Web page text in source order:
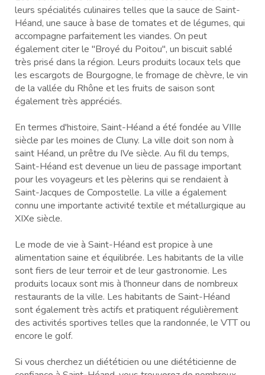
leurs spécialités culinaires telles que la sauce de Saint-
Héand, une sauce à base de tomates et de légumes, qui
accompagne parfaitement les viandes. On peut
également citer le "Broyé du Poitou", un biscuit sablé
très prisé dans la région. Leurs produits locaux tels que
les escargots de Bourgogne, le fromage de chèvre, le vin
de la vallée du Rhône et les fruits de saison sont
également très appréciés.
En termes d'histoire, Saint-Héand a été fondée au VIIIe
siècle par les moines de Cluny. La ville doit son nom à
saint Héand, un prêtre du IVe siècle. Au fil du temps,
Saint-Héand est devenue un lieu de passage important
pour les voyageurs et les pèlerins qui se rendaient à
Saint-Jacques de Compostelle. La ville a également
connu une importante activité textile et métallurgique au
XIXe siècle.
Le mode de vie à Saint-Héand est propice à une
alimentation saine et équilibrée. Les habitants de la ville
sont fiers de leur terroir et de leur gastronomie. Les
produits locaux sont mis à l'honneur dans de nombreux
restaurants de la ville. Les habitants de Saint-Héand
sont également très actifs et pratiquent régulièrement
des activités sportives telles que la randonnée, le VTT ou
encore le golf.
Si vous cherchez un diététicien ou une diététicienne de